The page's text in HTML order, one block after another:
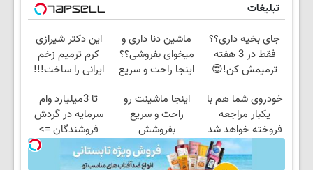
تبلیغات
جای بخیه داری؟؟
فقط در 3 هفته
ترمیمش کن!😍
ماشین دنا داری و
میخوای بفروشی؟؟
اینجا راحت و سریع
این دکتر شیرازی
کرم ترمیم زخم
ایرانی را ساخت!!!
خودروی شما هم با
یکبار مراجعه
فروخته خواهد شد
اینجا ماشینت رو
راحت و سریع
بفروشش
تا 3میلیارد وام
سرمایه در گردش
فروشندگان =>
فروشگاهت رو ثبت
کن